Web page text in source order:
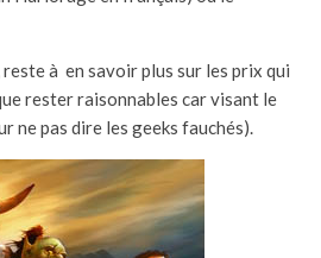
à en savoir plus sur les prix qui
rester raisonnables car visant le
ne pas dire les geeks fauchés).